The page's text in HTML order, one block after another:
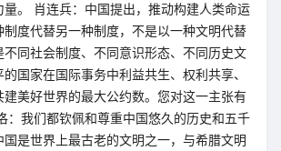
。 肖连兵：中国提出，推动构建人类命运
度代替另一种制度，不是以一种文明代替
不同社会制度、不同意识形态、不同历史文
国家在国际事务中利益共生、权利共享、
美好世界的最大公约数。您对这一主张有
：我们都钦佩和尊重中国悠久的历史和五千
是世界上最古老的文明之一，与希腊文明